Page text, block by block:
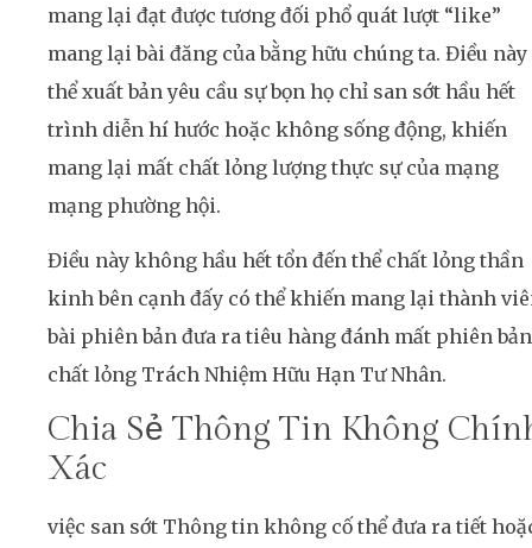
mang lại đạt được tương đối phổ quát lượt “like”
mang lại bài đăng của bằng hữu chúng ta. Điều này
thể xuất bản yêu cầu sự bọn họ chỉ san sớt hầu hết
trình diễn hí hước hoặc không sống động, khiến
mang lại mất chất lỏng lượng thực sự của mạng
mạng phường hội.
Điều này không hầu hết tổn đến thể chất lỏng thần
kinh bên cạnh đấy có thể khiến mang lại thành
bài phiên bản đưa ra tiêu hàng đánh mất phiên bản
chất lỏng Trách Nhiệm Hữu Hạn Tư Nhân.
Chia Sẻ Thông Tin Không
Xác
việc san sớt Thông tin không cố thể đưa ra tiết